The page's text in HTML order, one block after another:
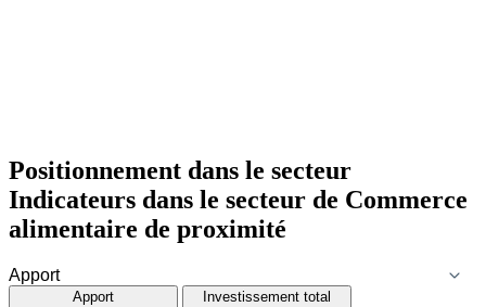
Positionnement dans le secteur
Indicateurs dans le secteur de Commerce
alimentaire de proximité
Apport Investissement total